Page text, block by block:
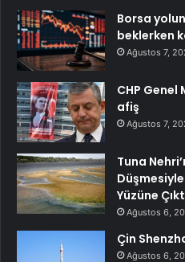
Borsa
beklerken
Ağustos 7,
CHP Genel
afiş
Ağustos 7,
Tuna
Düşmesiyle
Yüzüne
Ağustos 6,
Çin
Ağustos 6,